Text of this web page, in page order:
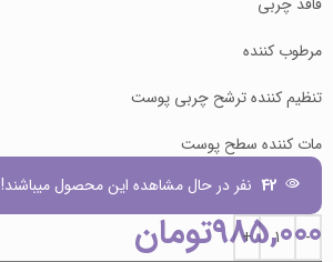
مرطوب کننده
تنظیم کننده ترشح چربی پوست
مات کننده سطح پوست
42 نفر در حال مشاهده این محصول میباشند!
985,000تومان